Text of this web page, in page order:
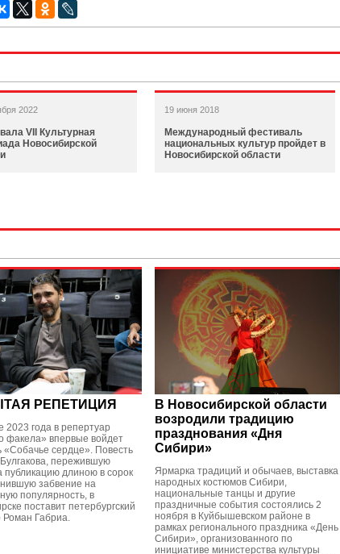
2022
VII Культурная
Новосибирской
19 июня 2018
Международный фестиваль
национальных культур пройдет в
Новосибирской области
РЕПЕТИЦИЯ
2023 года в репертуар
факела» впервые войдет
«Собачье сердце». Повесть
пережившую
публикацию длиною в сорок
забвение на
популярность, в
поставит петербургский
Роман Габриа.
В Новосибирской области
возродили традицию
празднования «Дня
Сибири»
Ярмарка традиций и обычаев, выставка
народных костюмов Сибири,
национальные танцы и другие
праздничные события состоялись 2
ноября в Куйбышевском районе в
рамках регионального праздника «День
Сибири», организованного по
инициативе министерства культуры